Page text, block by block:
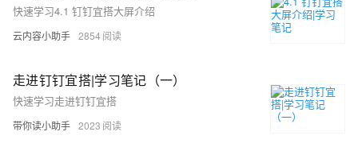
快速学习4.1 钉钉宜搭大屏介绍
云内容小助手 2854
走进钉钉宜搭|学习笔记（一）
快速学习走进钉钉宜搭
带你读小助手 2023